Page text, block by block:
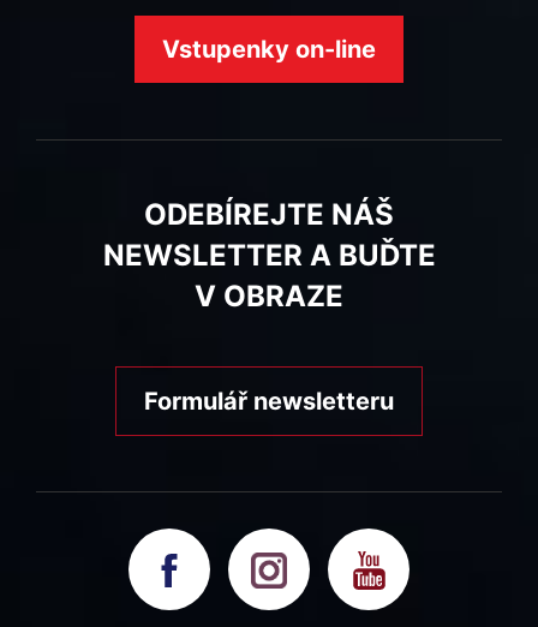
Vstupenky on-line
ODEBÍREJTE NÁŠ
NEWSLETTER A BUĎTE
V OBRAZE
Formulář newsletteru